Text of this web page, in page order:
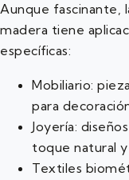
Aunque fascinante,
madera tiene
específicas:
Mobiliario:
para
Joyería:
toque natural
Textiles